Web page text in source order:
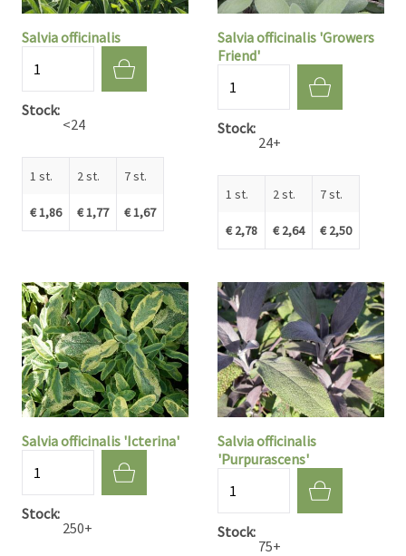
Salvia officinalis
Stock
<24
1 st.
€ 1,86
2 st.
€ 1,77
7 st.
€ 1,67
Salvia officinalis 'Growers
Friend'
Stock
24+
1 st.
€ 2,78
2 st.
€ 2,64
7 st.
€ 2,50
Salvia officinalis 'Icterina'
Stock
250+
Salvia officinalis
'Purpurascens'
Stock
75+